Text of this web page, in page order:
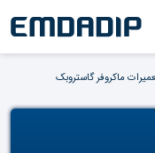
ماکروفر گاستروبک